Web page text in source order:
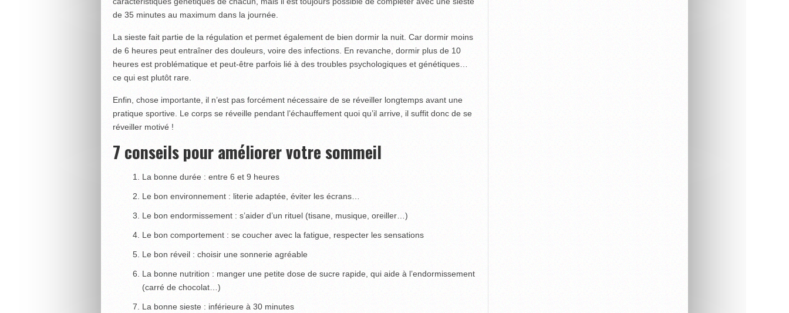
de 35 minutes au maximum dans la journée.
La sieste fait partie de la régulation et permet également de bien dormir la nuit. Car dormir moins
de 6 heures peut entraîner des douleurs, voire des infections. En revanche, dormir plus de 10
heures est problématique et peut-être parfois lié à des troubles psychologiques et génétiques…
ce qui est plutôt rare.
Enfin, chose importante, il n’est pas forcément nécessaire de se réveiller longtemps avant une
pratique sportive. Le corps se réveille pendant l’échauffement quoi qu’il arrive, il suffit donc de se
réveiller motivé !
7 conseils pour améliorer votre sommeil
La bonne durée : entre 6 et 9 heures
Le bon environnement : literie adaptée, éviter les écrans…
Le bon endormissement : s’aider d’un rituel (tisane, musique, oreiller…)
Le bon comportement : se coucher avec la fatigue, respecter les sensations
Le bon réveil : choisir une sonnerie agréable
La bonne nutrition : manger une petite dose de sucre rapide, qui aide à l’endormissement
(carré de chocolat…)
La bonne sieste : inférieure à 30 minutes